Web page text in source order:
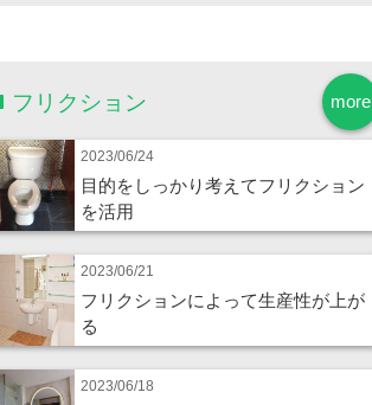
more
フリクション
2023/06/24
目的をしっかり考えてフリクション
を活用
2023/06/21
フリクションによって生産性が上が
る
2023/06/18